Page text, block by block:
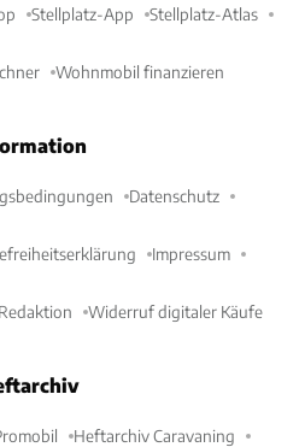
Stellplatz-App Stellplatz-Atlas
Wohnmobil finanzieren
Datenschutz
Impressum
Redaktion Widerruf digitaler Käufe
Heftarchiv Caravaning